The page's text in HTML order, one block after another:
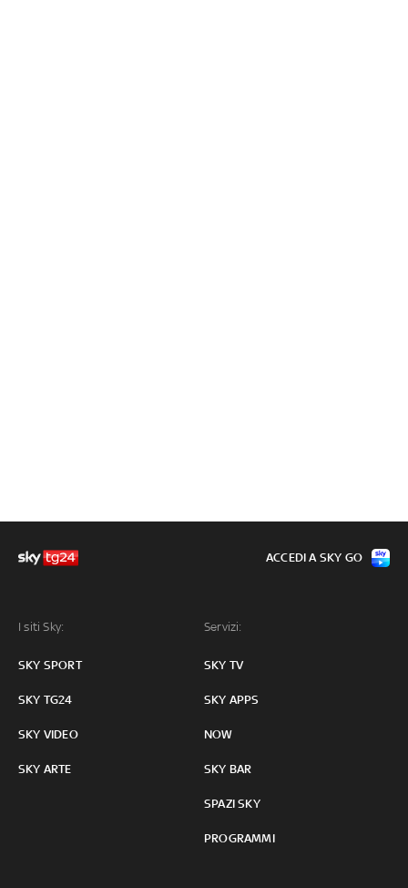
I siti Sky:
SKY SPORT
SKY TG24
SKY VIDEO
SKY ARTE
Servizi:
SKY TV
SKY APPS
NOW
SKY BAR
SPAZI SKY
PROGRAMMI
ACCEDI A SKY GO